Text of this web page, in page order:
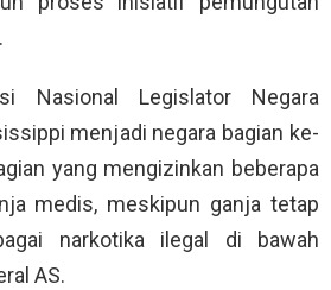
Nasional Legislator Negara
menjadi negara bagian ke-
yang mengizinkan beberapa
medis, meskipun ganja tetap
narkotika ilegal di bawah
AS.